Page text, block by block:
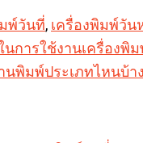
พ์วันที่, เครื่องพิมพ์วัน
การใช้งานเครื่องพิม
นพิมพ์ประเภทไหนบ้า